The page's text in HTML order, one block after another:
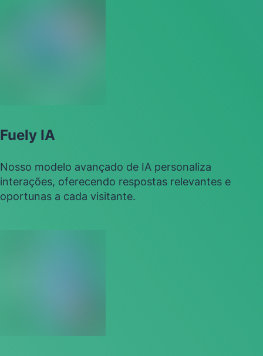
Fuely IA
Nosso modelo avançado de IA personaliza
interações, oferecendo respostas relevantes e
oportunas a cada visitante.